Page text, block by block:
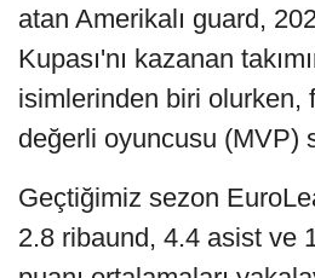
atan Amerikalı guard,
Kupası'nı kazanan
isimlerinden biri olurken,
değerli oyuncusu (MVP)
Geçtiğimiz sezon
2.8 ribaund, 4.4 asist ve